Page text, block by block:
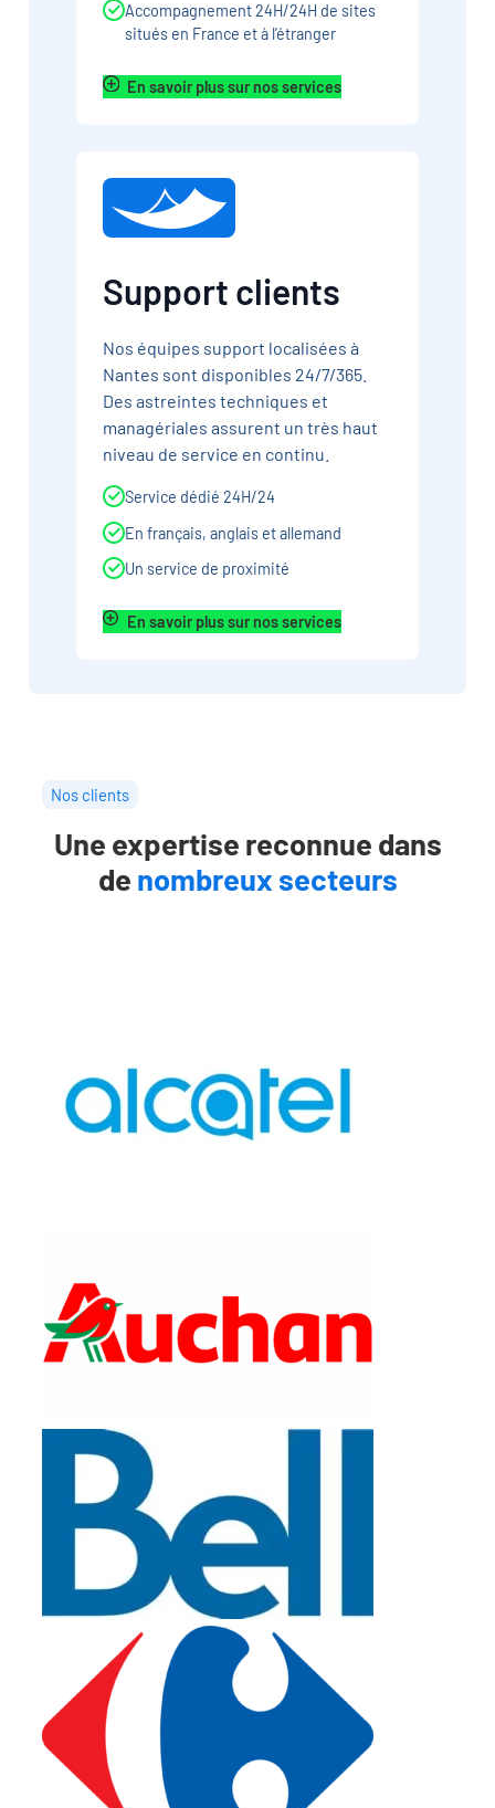
Accompagnement 24H/24H de sites
situés en France et à l’étranger
En savoir plus sur nos services
Support clients
Nos équipes support localisées à
Nantes sont disponibles 24/7/365.
Des astreintes techniques et
managériales assurent un très haut
niveau de service en continu.
Service dédié 24H/24
En français, anglais et allemand
Un service de proximité
En savoir plus sur nos services
Nos clients
Une expertise reconnue dans
de nombreux secteurs